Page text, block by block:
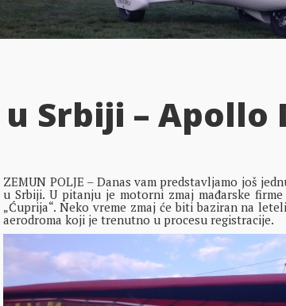
Srbiji – Apollo
ZEMUN POLJE – Danas vam predstavljamo još
u Srbiji. U pitanju je motorni zmaj mađarske
„Ćuprija“. Neko vreme zmaj će biti baziran na
aerodroma koji je trenutno u procesu registracije.